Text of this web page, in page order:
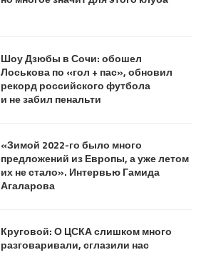
Шоу Дзюбы в Сочи: обошел
Лоськова по «гол + пас», обновил
рекорд российского футбола
и не забил пенальти
«Зимой 2022-го было много
предложений из Европы, а уже летом
их не стало». Интервью Гамида
Агаларова
Круговой: О ЦСКА слишком много
разговаривали, сглазили нас